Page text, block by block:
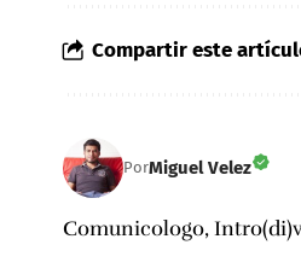
Compartir este
PorMiguel Velez
Comunicologo,